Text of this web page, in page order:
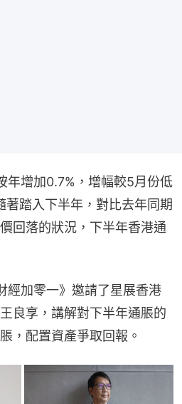
年增加0.7%，增幅較5月份低
踏入下半年，對比去年同期
回落的狀況，下半年香港通
經加零一》邀請了星展香港
良享，講解對下半年通脹的
，配置資產爭取回報。